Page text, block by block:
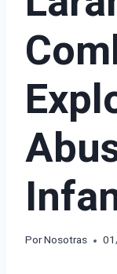
PorNosotras